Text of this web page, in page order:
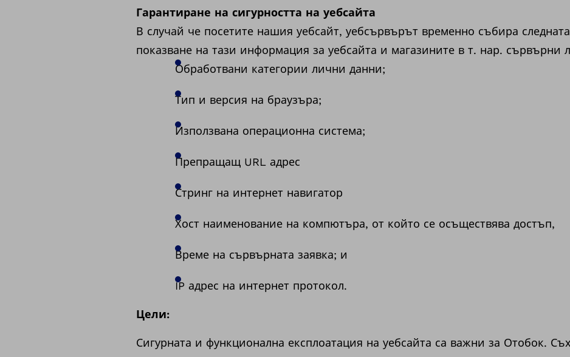
Гарантиране на сигурността на уебсайта
В случай че посетите нашия уебсайт, уебсървърът временно събира
показване на тази информация за уебсайта и магазините в т. нар. сървърни
Обработвани категории лични данни;
Тип и версия на браузъра;
Използвана операционна система;
Препращащ URL адрес
Стринг на интернет навигатор
Хост наименование на компютъра, от който се осъществява достъп,
Време на сървърната заявка; и
IP адрес на интернет протокол.
Цели:
Сигурната и функционална експлоатация на уебсайта са важни за Отобок.